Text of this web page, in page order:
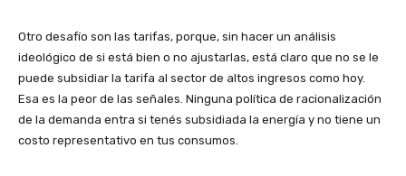
Otro desafío son las tarifas, porque, sin hacer un análisis
ideológico de si está bien o no ajustarlas, está claro que no se le
puede subsidiar la tarifa al sector de altos ingresos como hoy.
Esa es la peor de las señales. Ninguna política de racionalización
de la demanda entra si tenés subsidiada la energía y no tiene un
costo representativo en tus consumos.